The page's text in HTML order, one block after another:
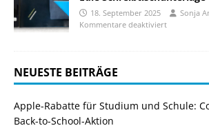
18. September 2025
Sonja
Kommentare deaktiviert
NEUESTE BEITRÄGE
Apple-Rabatte für Studium und Schule:
Back-to-School-Aktion